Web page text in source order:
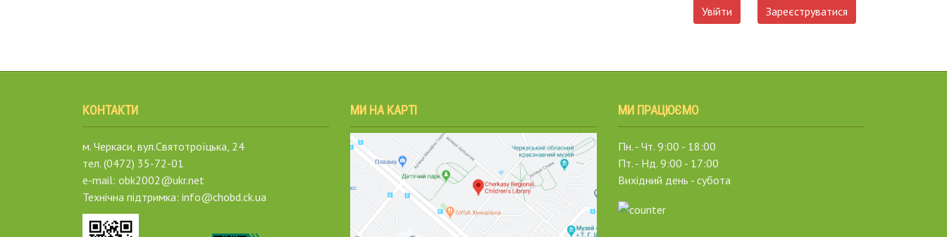
Увійти Зареєструватися
КОНТАКТИ
м. Черкаси, вул.Святотроїцька, 24
тел. (0472) 35-72-01
e-mail: obk2002@ukr.net
Технічна підтримка: info@chobd.ck.ua
МИ НА КАРТІ МИ ПРАЦЮЄМО
Пн. - Чт. 9:00 - 18:00
Пт. - Нд. 9:00 - 17:00
Вихідний день - субота